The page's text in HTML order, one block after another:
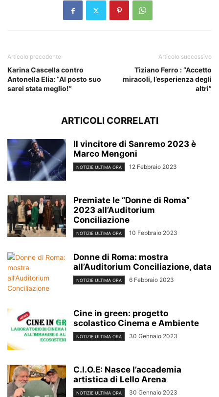
Articolo precedente
Karina Cascella contro
Antonella Elia: “Al posto suo
sarei stata meglio!”
Articolo successivo
Tiziano Ferro : “Accetto
miracoli, l’esperienza degli
altri”
ARTICOLI CORRELATI
Il vincitore di Sanremo 2023 è
Marco Mengoni
NOTIZIE ULTIMA ORA 12 Febbraio 2023
Premiate le “Donne di Roma”
2023 all’Auditorium
Conciliazione
NOTIZIE ULTIMA ORA 10 Febbraio 2023
Donne di Roma: mostra
all’Auditorium Conciliazione, data
NOTIZIE ULTIMA ORA 6 Febbraio 2023
Cine in green: progetto
scolastico Cinema e Ambiente
NOTIZIE ULTIMA ORA 30 Gennaio 2023
C.I.O.E: Nasce l’accademia
artistica di Lello Arena
NOTIZIE ULTIMA ORA 30 Gennaio 2023